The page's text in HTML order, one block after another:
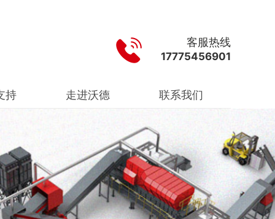
客服热线
17775456901
持 走进沃德 联系我们